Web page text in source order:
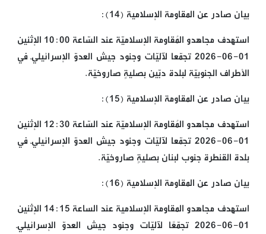
بيان صادر عن المقاومة الإسلامية (14):
استهدف مجاهدو المُقاومة الإسلاميّة عند السّاعة 10:00 الإثنين
01-06-2026 تجمّعا لآليّات وجنود جيش العدوّ الإسرائيليّ في
الأطراف الجنوبيّة لبلدة دبّين بصليةٍ صاروخيّة.
بيان صادر عن المقاومة الإسلامية (15):
استهدف مجاهدو المُقاومة الإسلاميّة عند السّاعة 12:30 الإثنين
01-06-2026 تجمّعا لآليّات وجنود جيش العدوّ الإسرائيليّ في
بلدة القنطرة جنوب لبنان بصليةٍ صاروخيّة.
بيان صادر عن المقاومة الإسلامية (16):
استهدف مجاهدو المقاومة الإسلامية عند الساعة 14:15 الإثنين
01-06-2026 تجمّعًا لآليّات وجنود جيش العدوّ الإسرائيليّ